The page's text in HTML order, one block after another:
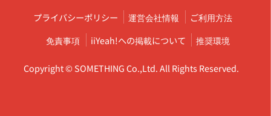
プライバシーポリシー 運営会社情報
ご利用方法
免責事項
iiYeah!への掲載について 推奨環境
Copyright © SOMETHING Co.,Ltd. All Rights Reserved.